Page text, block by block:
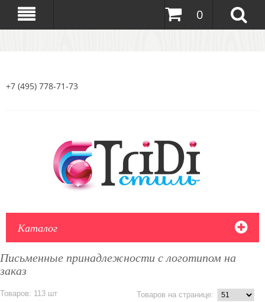
0
+7 (495) 778-71-73
Каталог
Письменные принадлежности с логотипом на
заказ
Товаров: 113 шт Товаров на странице: